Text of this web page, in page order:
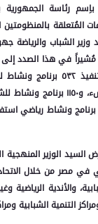
رئاسة الجمهورية
المُتعلقة بالمنظومتين
الشباب والرياضة
مُشيراً في هذا الصدد
٢٠١٨ حتى عام ٢٠٢٥ تم تنفيذ
الوزير المنهجية
في مصر من خلال
والأندية الرياضية
التنمية الشبابية